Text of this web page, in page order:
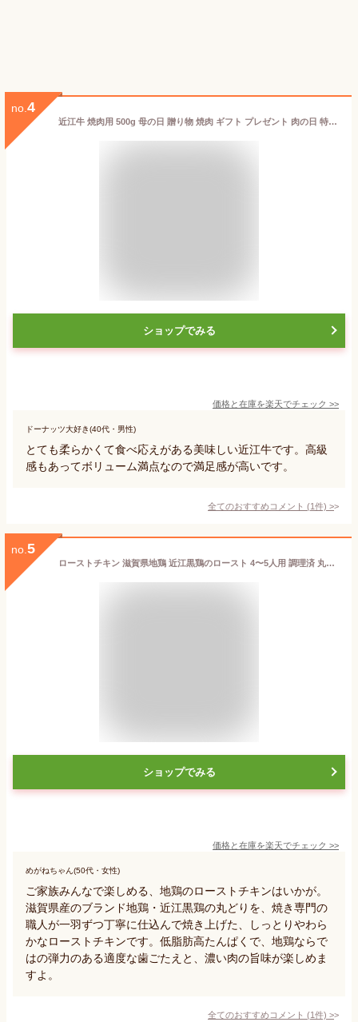
no. 4
近江牛 焼肉用 500g 母の日 贈り物 焼肉 ギフト プレゼント 肉の日 特選 送料無料 土用の丑の日 土用の丑 土用 お歳暮 お中元 松阪牛 神戸牛 と並ぶ 国産 黒毛和牛 滋賀県 国産牛 牛肉 お肉 美味しい 高級 和牛 熨斗 のし バーベキュー BBQ アウトドア おいしがうれしが db
ショップでみる
価格と在庫を楽天でチェック >>
ドーナッツ大好き(40代・男性)
とても柔らかくて食べ応えがある美味しい近江牛です。高級
感もあってボリューム満点なので満足感が高いです。
全てのおすすめコメント (1件) >
no. 5
ローストチキン 滋賀県地鶏 近江黒鶏のロースト 4〜5人用 調理済 丸鶏 チキン 丸焼き 冷凍
ショップでみる
価格と在庫を楽天でチェック >>
めがねちゃん(50代・女性)
ご家族みんなで楽しめる、地鶏のローストチキンはいかが。
滋賀県産のブランド地鶏・近江黒鶏の丸どりを、焼き専門の
職人が一羽ずつ丁寧に仕込んで焼き上げた、しっとりやわら
かなローストチキンです。低脂肪高たんぱくで、地鶏ならで
はの弾力のある適度な歯ごたえと、濃い肉の旨味が楽しめま
すよ。
全てのおすすめコメント (1件) >